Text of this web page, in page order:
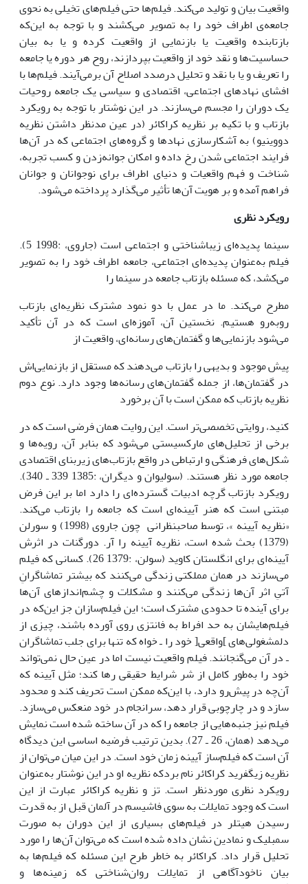
واقعیت بیان و تولید می‌کند. فیلم‌ها حتی فیلم‌های تخیلی به نحوی
جامعه‌ی اطراف خود را به تصویر می‌کشند و با توجه به این‌که
بازتابنده واقعیت یا بازنمایی از واقعیت کرده و یا به بیان
حساسیت‌ها و نقد خود از واقعیت بپردازند، روح هر دوره یا جامعه
را تعریف و یا با نقد و تحلیل درصدد اصلاح آن برمی‌آیند. فیلم‌ها با
افشای نهادهای اجتماعی، اقتصادی و سیاسی یک جامعه روحیات
یک دوران را مجسم می‌سازند. در این نوشتار با توجه به رویکرد
بازتاب و با تکیه بر نظریه کراکائر (در عین مدنظر داشتن نظریه
دووینیو) به آشکارسازی نهادها و گروه‌های اجتماعی که در آن‌ها
فرایند اجتماعی شدن رخ داده و امکان جوانه‌زدن و کسب تجربه،
شناخت و فهم واقعیات و دنیای اطراف برای نوجوانان و جوانان
فراهم آمده و بر هویت آن‌ها تأثیر می‌گذارد پرداخته می‌شود.
رویکرد نظری
سینما پدیده‌ای زیباشناختی و اجتماعی است (جاروی، :1998 5).
فیلم به‌عنوان پدیده‌ای اجتماعی، جامعه اطراف خود را به تصویر
می‌کشد، که مسئله بازتاب جامعه در سینما را
مطرح می‌کند. ما در عمل با دو نمود مشترک نظریه‌ای بازتاب
روبه‌رو هستیم. نخستین آن، آموزه‌ای است که در آن تأکید
می‌شود بازنمایی‌ها و گفتمان‌های رسانه‌ای، واقعیت از
پیش موجود و بدیهی را بازتاب می‌دهند که مستقل از بازنمایی‌اش
در گفتمان‌ها، از جمله گفتمان‌های رسانه‌ها وجود دارد. نوع دوم
نظریه بازتاب که ممکن است با آن برخورد
کنید، روایتی تخصصی‌تر است. این روایت همان فرضی است که در
برخی از تحلیل‌های مارکسیستی می‌شود که بنابر آن، رویه‌ها و
شکل‌های فرهنگی و ارتباطی در واقع بازتاب‌های زیربنای اقتصادی
جامعه مورد نظر هستند. (سولیوان و دیگران، :1385 339 ـ 340).
رویکرد بازتاب گرچه ادبیات گسترده‌ای را دارد اما بر این فرض
مبتنی است که هنر آیینه‌ای است که جامعه را بازتاب می‌کند.
«نظریه آیینه »، توسط صاحبنظرانی چون جاروی (1998) و سورلن
(1379) بحث شده است، نظریه آیینه را آر. دورگنات در اثرش
آیینه‌ای برای انگلستان کاوید (سولن، :1379 26). کسانی که فیلم
می‌سازند در همان مملکتی زندگی می‌کنند که بیشتر تماشاگرانِ
آتیِ اثر آن‌ها زندگی می‌کنند و مشکلات و چشم‌اندازهای آن‌ها
برای آینده تا حدودی مشترک است؛ این فیلم‌سازان جز این‌که در
فیلم‌هایشان به حد افراط به فانتزی روی آورده باشند، چیزی از
دلمشغولی‌های ]واقعی[ خود را ـ خواه که تنها برای جلب تماشاگران
ـ در آن می‌گنجانند. فیلم واقعیت نیست اما در عین حال نمی‌تواند
خود را به‌طور کامل از شر شرایط حقیقی رها کند؛ مثل آیینه که
آن‌چه در پیش‌رو دارد، با این‌که ممکن است تحریف کند و محدود
سازد و در چارچوبی قرار دهد، سرانجام در خود منعکس می‌سازد.
فیلم نیز جنبه‌هایی از جامعه را که در آن ساخته شده است نمایش
می‌دهد (همان، 26 ـ 27). بدین ترتیب فرضیه اساسی این دیدگاه
آن است که فیلم‌ساز آیینه زمان خود است. در این میان می‌توان از
نظریه زیگفرید کراکائر نام بردکه نظریه او در این نوشتار به‌عنوان
رویکرد نظری موردنظر است. تز و نظریه کراکائر عبارت از این
است که وجود تمایلات به سوی فاشیسم در آلمان قبل از به قدرت
رسیدن هیتلر در فیلم‌های بسیاری از این دوران به صورت
سمبلیک و نمادین نشان داده شده است که می‌توان آن‌ها را مورد
تحلیل قرار داد. کراکائر به خاطر طرح این مسئله که فیلم‌ها به
بیان ناخودآگاهی از تمایلات روان‌شناختی که زمینه‌ها و